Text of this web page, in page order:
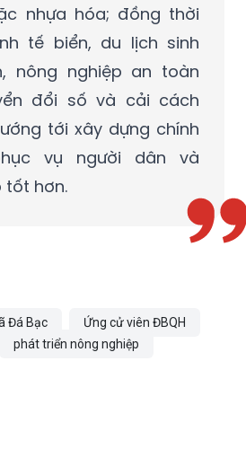
nhựa hóa; đồng thời
tế biển, du lịch sinh
nông nghiệp an toàn
đổi số và cải cách
tới xây dựng chính
vụ người dân và
tốt hơn.
Đá Bạc
Ứng cử viên ĐBQH
phát triển nông nghiệp